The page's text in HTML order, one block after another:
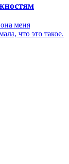
меня
что это такое.